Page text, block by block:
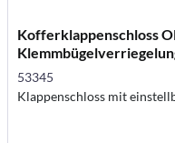
Kofferklappenschloss
53345
Klappenschloss mit